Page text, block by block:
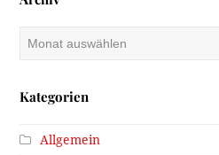
Kategorien
Allgemein